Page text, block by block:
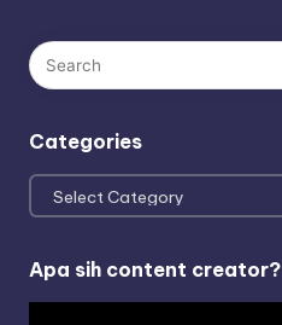
Categories
Categories
Apa sih content creator?